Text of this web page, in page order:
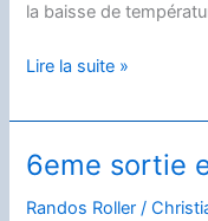
la baisse de
7eme
estivale
du
vendredi.
Lire la suite »
6eme sortie
Randos Roller /